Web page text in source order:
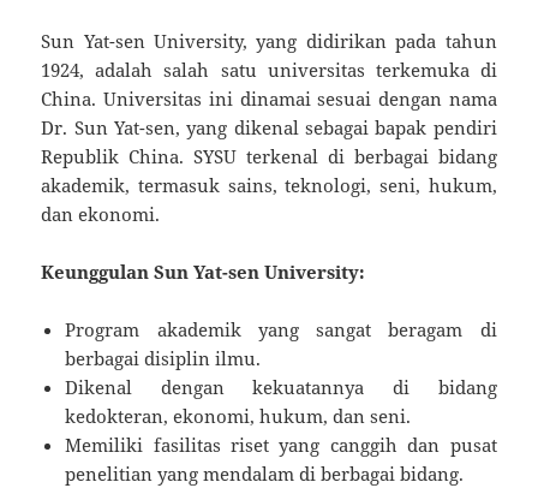
Sun Yat-sen University, yang didirikan pada tahun
1924, adalah salah satu universitas terkemuka di
China. Universitas ini dinamai sesuai dengan nama
Dr. Sun Yat-sen, yang dikenal sebagai bapak pendiri
Republik China. SYSU terkenal di berbagai bidang
akademik, termasuk sains, teknologi, seni, hukum,
dan ekonomi.
Keunggulan Sun Yat-sen University:
Program akademik yang sangat beragam di
berbagai disiplin ilmu.
Dikenal dengan kekuatannya di bidang
kedokteran, ekonomi, hukum, dan seni.
Memiliki fasilitas riset yang canggih dan pusat
penelitian yang mendalam di berbagai bidang.